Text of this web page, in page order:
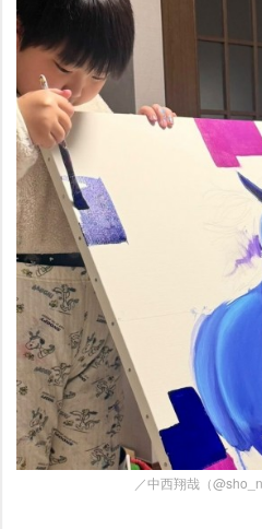
／中西翔哉（